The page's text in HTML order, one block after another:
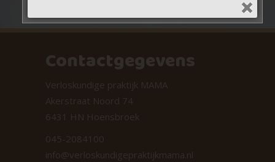
Contactgegevens
Verloskundige praktijk MAMA
Akerstraat Noord 74
6431 HN Hoensbroek
045-2084100
info@verloskundigepraktijkmama.nl